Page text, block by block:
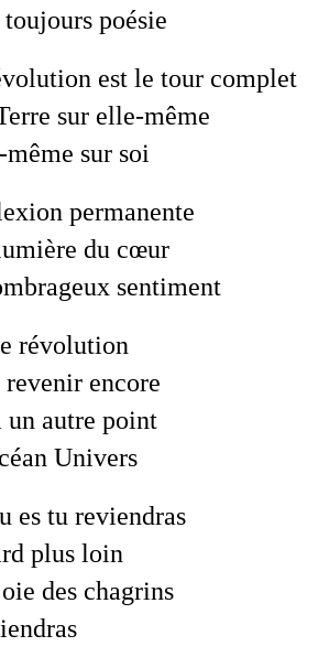
poésie
est le tour complet
sur elle-même
sur soi
permanente
du cœur
sentiment
révolution
encore
un autre point
Univers
es tu reviendras
plus loin
des chagrins